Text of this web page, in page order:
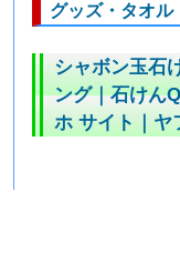
グッズ・タオル
シャボン玉石
ング｜石けん
ホ サイト｜ヤ